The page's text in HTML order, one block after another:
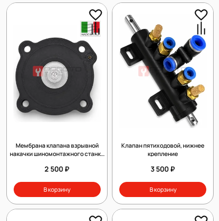
Мембрана клапана взрывной
накачки шиномонтажного станка
2 500 ₽
В корзину
Клапан пятиходовой, нижнее
крепление
3 500 ₽
В корзину